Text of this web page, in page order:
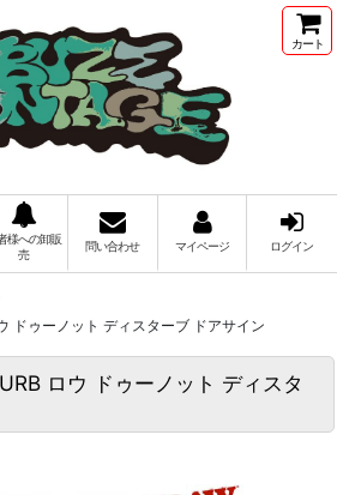
カート
様への卸販
売
問い合わせ マイページ ログイン
ドゥーノット ディスターブ ドアサイン
ロウ ドゥーノット ディスタ